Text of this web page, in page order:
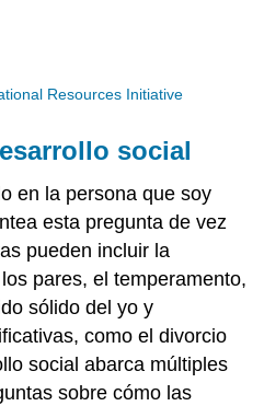
Resources Initiative
social
en la persona que soy
esta pregunta de vez
pueden incluir la
pares, el temperamento,
sólido del yo y
como el divorcio
social abarca múltiples
sobre cómo las